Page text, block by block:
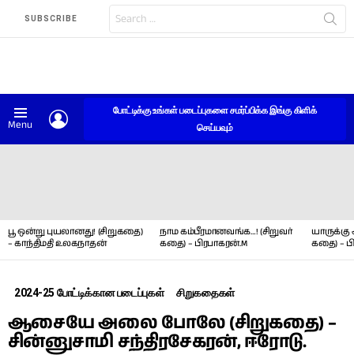
SUBSCRIBE
for:
Menu
போட்டிக்கு உங்கள் படைப்புகளை சமர்ப்பிக்க இங்கு கிளிக்
செய்யவும்
பூ ஒன்று புயலானது! (சிறுகதை)
– காந்திமதி உலகநாதன்
நாம கம்பீரமானவங்க…! (சிறுவர்
கதை) – பிரபாகரன்.M
யாருக்கு
கதை) –
2024-25 போட்டிக்கான படைப்புகள் சிறுகதைகள்
ஆசையே அலை போலே (சிறுகதை) –
சின்னுசாமி சந்திரசேகரன், ஈரோடு.